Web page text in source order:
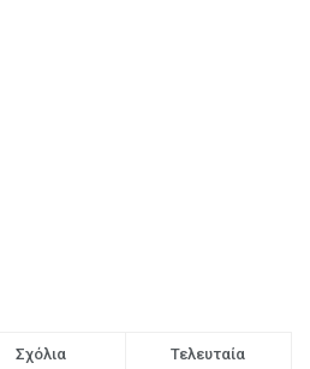
Σχόλια Τελευταία